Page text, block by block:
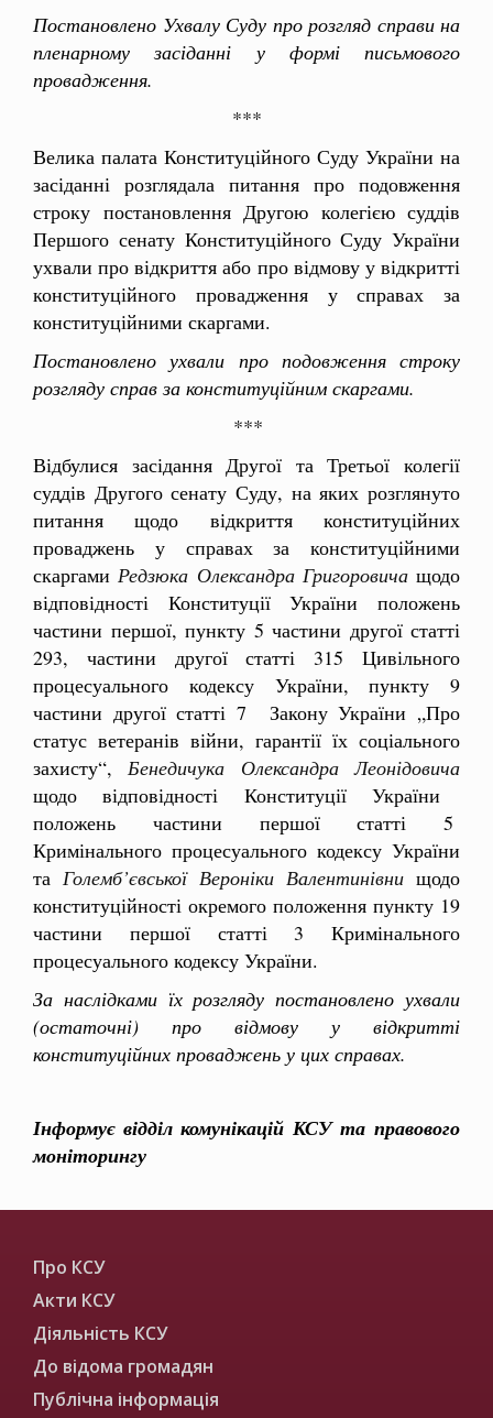
Постановлено Ухвалу Суду про розгляд справи на
пленарному засіданні у формі письмового
провадження.
***
Велика палата Конституційного Суду України на
засіданні розглядала питання про подовження
строку постановлення Другою колегією суддів
Першого сенату Конституційного Суду України
ухвали про відкриття або про відмову у відкритті
конституційного провадження у справах за
конституційними скаргами.
Постановлено ухвали про подовження строку
розгляду справ за конституційним скаргами.
***
Відбулися засідання Другої та Третьої колегії
суддів Другого сенату Суду, на яких розглянуто
питання щодо відкриття конституційних
проваджень у справах за конституційними
скаргами Редзюка Олександра Григоровичащодо
відповідності Конституції України положень
частини першої, пункту 5 частини другої статті
293, частини другої статті 315 Цивільного
процесуального кодексу України, пункту 9
частини другої статті 7 Закону України „Про
статус ветеранів війни, гарантії їх соціального
захисту“, Бенедичука Олександра Леонідовича
щодо відповідності Конституції України
положень частини першої статті 5
Кримінального процесуального кодексу України
та Големб’євської Вероніки Валентинівни щодо
конституційності окремого положення пункту 19
частини першої статті 3 Кримінального
процесуального кодексу України.
За наслідками їх розгляду постановлено ухвали
(остаточні) про відмову у відкритті
конституційних проваджень у цих справах.
Інформує відділ комунікацій КСУ та правового
моніторингу
Про КСУ
Акти КСУ
Діяльність КСУ
До відома громадян
Публічна інформація